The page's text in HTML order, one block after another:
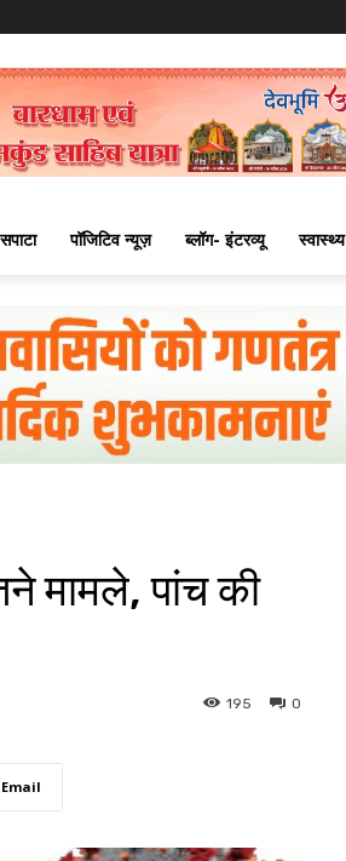
पॉजिटिव न्यूज़ ब्लॉग- इंटरव्यू स्वास्थ्य
मामले, पांच की
0
195
Email